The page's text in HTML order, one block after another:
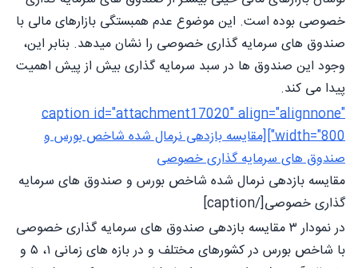
خصوصی بوده است. این موضوع عدم همبستگی بازارهای مالی با
صندوق های سرمایه گذاری خصوصی را نشان میدهد. بنابر این،
وجود این صندوق ها در سبد سرمایه گذاری بیش از پیش اهمیت
پیدا می کند.
caption id="attachment17020" align="alignnone"
width="800"][مقایسه بازدهی نرمال شده شاخص بورس و
صندوق های سرمایه گذاری خصوصی
مقایسه بازدهی نرمال شده شاخص بورس و صندوق های سرمایه
گذاری خصوصی[/caption]
در نمودار ۳ مقایسه بازدهی صندوق های سرمایه گذاری خصوصی
با شاخص بورس در کشورهای مختلف و در بازه های زمانی ۱، ۵ و